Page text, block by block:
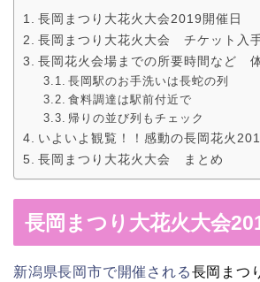
長岡まつり大花火大会2019開催日
長岡まつり大花火大会 チケット入
長岡花火会場までの所要時間など
長岡駅のお手洗いは長蛇の列
食料調達は駅前付近で
帰りの並び列もチェック
いよいよ観覧！！感動の長岡花火
長岡まつり大花火大会 まとめ
長岡まつり大花火大会
新潟県長岡市で開催される長岡まつ